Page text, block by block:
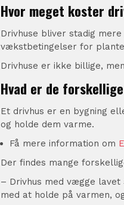
Hvor meget koster
Drivhuse bliver stadig
vækstbetingelser for
Drivhuse er ikke billige,
Hvad er de
Et drivhus er en bygning
og holde dem varme.
Få mere information om
Der findes mange
– Drivhus med vægge
med at holde på varmen,